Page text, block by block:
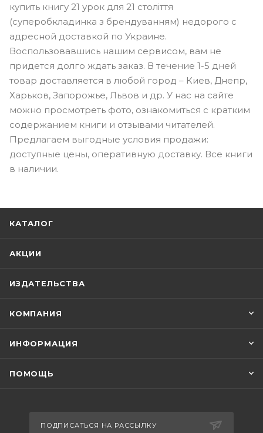
купить книгу 21 урок для 21 століття
(суперобкладинка з брендуванням) недорого с
адресной доставкой по Украине.
Воспользовавшись нашим сервисом, вам не
придется долго ждать заказ. В течение 1-5 дней
товар доставляется в любой город – Киев, Днепр,
Харьков, Запорожье, Львов и др. У нас на сайте
можно просмотреть фото, ознакомиться с кратким
содержанием книги и отзывами читателей.
Предлагаем выгодные условия продажи:
доступные цены, оперативную доставку. Все книги
в наличии.
КАТАЛОГ
АКЦИИ
ИЗДАТЕЛЬСТВА
КОМПАНИЯ
ИНФОРМАЦИЯ
ПОМОЩЬ
ПОДПИСАТЬСЯ НА РАССЫЛКУ